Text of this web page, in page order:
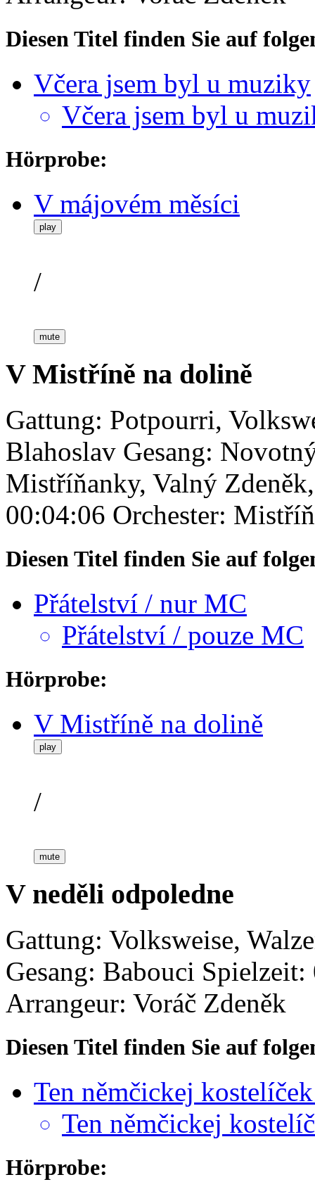
Diesen Titel finden Sie auf
Včera jsem byl u muziky
Včera jsem byl u
Hörprobe:
V májovém měsíci
play
/
mute
V Mistříně na dolině
Gattung: Potpourri,
Blahoslav Gesang:
Mistříňanky, Valný
00:04:06 Orchester:
Diesen Titel finden Sie auf
Přátelství / nur MC
Přátelství / pouze MC
Hörprobe:
V Mistříně na dolině
play
/
mute
V neděli odpoledne
Gattung: Volksweise,
Gesang: Babouci Spielzeit:
Arrangeur: Voráč Zdeněk
Diesen Titel finden Sie auf
Ten němčickej
Ten němčickej
Hörprobe: